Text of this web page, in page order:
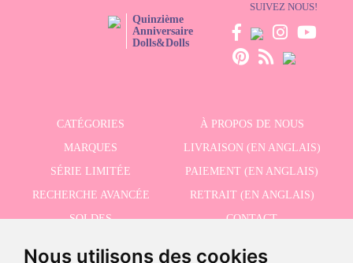
Nous utilisons des cookies
Quinzième
Anniversaire
Dolls&Dolls
SUIVEZ NOUS!
CATÉGORIES
À PROPOS DE NOUS
MARQUES
LIVRAISON (EN ANGLAIS)
SÉRIE LIMITÉE
PAIEMENT (EN ANGLAIS)
RECHERCHE AVANCÉE
RETRAIT (EN ANGLAIS)
SOLDES
CONTACT